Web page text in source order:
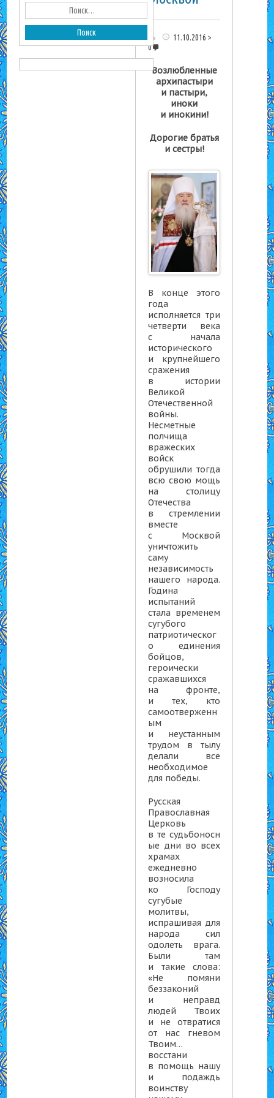
11.10.2016
0
Возлюбленные
архипастыри
и пастыри,
иноки
и инокини!
Дорогие братья
и сестры!
В конце этого
года
исполняется три
четверти века
с начала
исторического
и крупнейшего
сражения
в истории
Великой
Отечественной
войны.
Несметные
полчища
вражеских
войск
обрушили тогда
всю свою мощь
на столицу
Отечества
в стремлении
вместе
с Москвой
уничтожить
саму
независимость
нашего народа.
Година
испытаний
стала временем
сугубого
патриотическог
о единения
бойцов,
героически
сражавшихся
на фронте,
и тех, кто
самоотверженн
ым
и неустанным
трудом в тылу
делали все
необходимое
для победы.
Русская
Православная
Церковь
в те судьбоносн
ые дни во всех
храмах
ежедневно
возносила
ко Господу
сугубые
молитвы,
испрашивая для
народа сил
одолеть врага.
Были там
и такие слова:
«Не помяни
беззаконий
и неправд
людей Твоих
и не отвратися
от нас гневом
Твоим…
восстани
в помощь нашу
и подаждь
воинству